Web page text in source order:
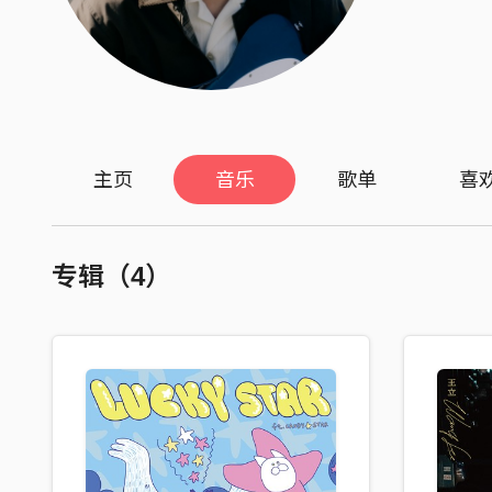
主页 音乐 歌单 喜
专辑（4）